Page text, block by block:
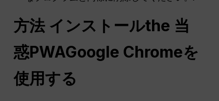
方法 インストールthe 当
惑PWAGoogle Chromeを
使用する